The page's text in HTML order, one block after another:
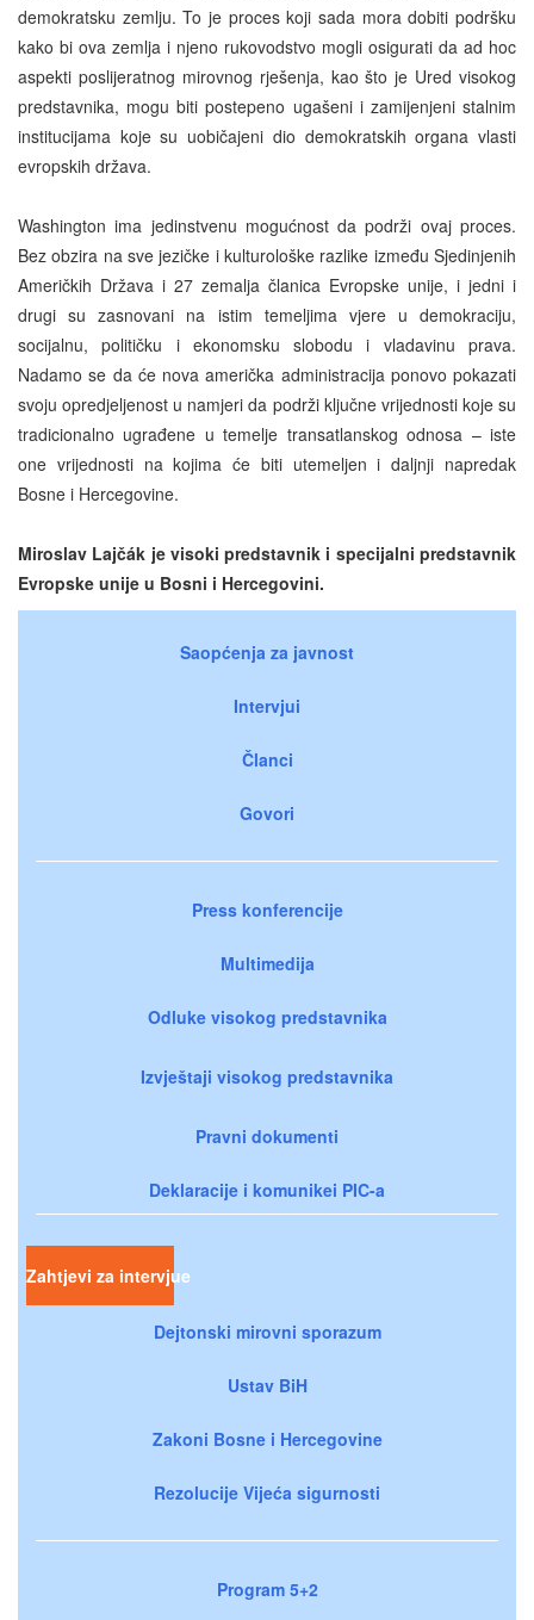
demokratsku zemlju. To je proces koji sada mora dobiti podršku
kako bi ova zemlja i njeno rukovodstvo mogli osigurati da ad hoc
aspekti poslijeratnog mirovnog rješenja, kao što je Ured visokog
predstavnika, mogu biti postepeno ugašeni i zamijenjeni stalnim
institucijama koje su uobičajeni dio demokratskih organa vlasti
evropskih država.
Washington ima jedinstvenu mogućnost da podrži ovaj proces.
Bez obzira na sve jezičke i kulturološke razlike između Sjedinjenih
Američkih Država i 27 zemalja članica Evropske unije, i jedni i
drugi su zasnovani na istim temeljima vjere u demokraciju,
socijalnu, političku i ekonomsku slobodu i vladavinu prava.
Nadamo se da će nova američka administracija ponovo pokazati
svoju opredjeljenost u namjeri da podrži ključne vrijednosti koje su
tradicionalno ugrađene u temelje transatlanskog odnosa – iste
one vrijednosti na kojima će biti utemeljen i daljnji napredak
Bosne i Hercegovine.
Miroslav Lajčák je visoki predstavnik i specijalni predstavnik
Evropske unije u Bosni i Hercegovini.
Saopćenja za javnost
Intervjui
Članci
Govori
Press konferencije
Multimedija
Odluke visokog predstavnika
Izvještaji visokog predstavnika
Pravni dokumenti
Deklaracije i komunikei PIC-a
Zahtjevi za intervjue
Dejtonski mirovni sporazum
Ustav BiH
Zakoni Bosne i Hercegovine
Rezolucije Vijeća sigurnosti
Program 5+2